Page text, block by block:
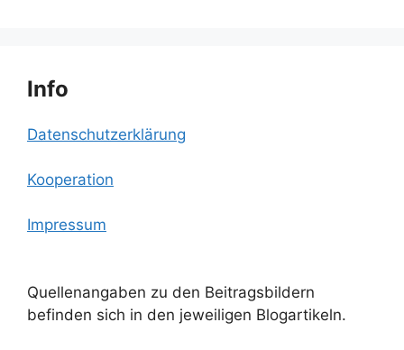
Info
Datenschutzerklärung
Kooperation
Impressum
Quellenangaben zu den Beitragsbildern
befinden sich in den jeweiligen Blogartikeln.